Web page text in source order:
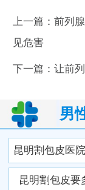
上一篇： 前列
见危害
下一篇： 让前
男
昆明割包皮医院
排名前三，这几
昆明割包皮要